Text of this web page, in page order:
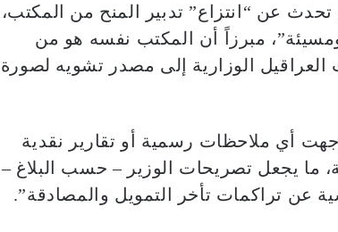
عن “انتزاع” تدبير المنح من المكتب،
مبرزاً أن المكتب نفسه هو من
الوزارية إلى مصدر تشويه لصورة
أي ملاحظات رسمية أو تقارير نقدية
ما يجعل تصريحات الوزير – حسب البلاغ –
عن تراكمات تأخر التمويل والمصادقة”.